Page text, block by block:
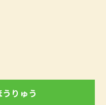
りゅう